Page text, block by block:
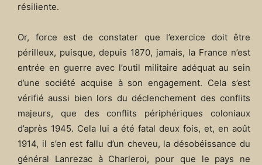
résiliente.
Or, force est de constater que l’exercice doit être
périlleux, puisque, depuis 1870, jamais, la France n’est
entrée en guerre avec l’outil militaire adéquat au sein
d’une société acquise à son engagement. Cela s’est
vérifié aussi bien lors du déclenchement des conflits
majeurs, que des conflits périphériques coloniaux
d’après 1945. Cela lui a été fatal deux fois, et, en août
1914, il s’en est fallu d’un cheveu, la désobéissance du
général Lanrezac à Charleroi, pour que le pays ne